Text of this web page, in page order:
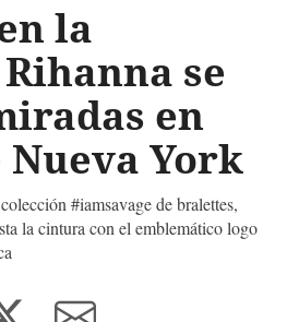
la
se
en
York
#iamsavage de bralettes,
la cintura con el emblemático logo